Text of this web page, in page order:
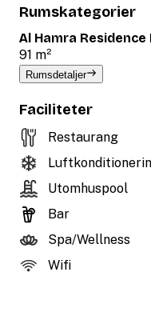
Rumskategorier
Al Hamra
91 m²
Rumsdetaljer
Faciliteter
Restaurang
Utomhuspool
Bar
Spa/Wellness
Wifi